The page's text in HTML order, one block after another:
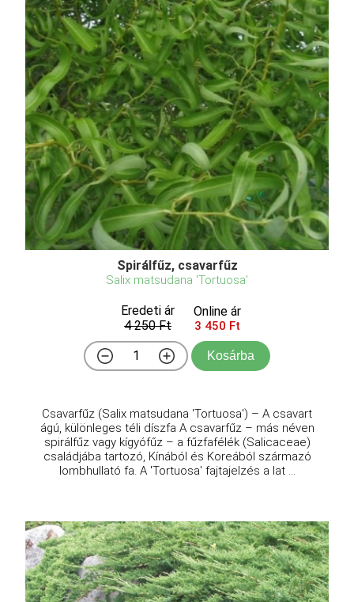
Spirálfűz, csavarfűz
Salix matsudana 'Tortuosa'
Eredeti ár
4 250 Ft
Online ár
3 450 Ft
Kosárba
Csavarfűz (Salix matsudana 'Tortuosa') – A csavart
ágú, különleges téli díszfa A csavarfűz – más néven
spirálfűz vagy kígyófűz – a fűzfafélék (Salicaceae)
családjába tartozó, Kínából és Koreából származó
lombhullató fa. A 'Tortuosa' fajtajelzés a lat ...